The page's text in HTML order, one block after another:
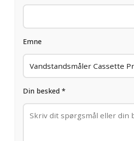
Emne
Din besked *